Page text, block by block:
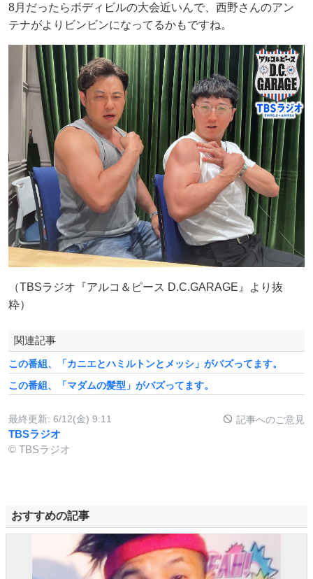
8月だったらボディビルの大会近いんで、西野さんのアン
テナがよりビンビンになってるかもですね。
（TBSラジオ『アルコ＆ピース D.C.GARAGE』より抜
粋）
関連記事
この番組、「カニエとハミルトンとメッシ」がバズってます。
この番組、「マダムの髪型」がバズってます。
最終更新: 6/12(金) 9:11 記事へのご意見
TBSラジオ
© TBSラジオ
おすすめの記事